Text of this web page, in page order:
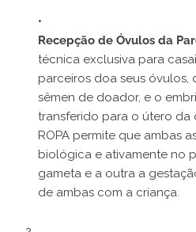
Recepção de Óvulos da
técnica exclusiva para
parceiros doa seus óvulos,
sêmen de doador, e o
transferido para o útero da
ROPA permite que ambas
biológica e ativamente no
gameta e a outra a
de ambas com a criança.